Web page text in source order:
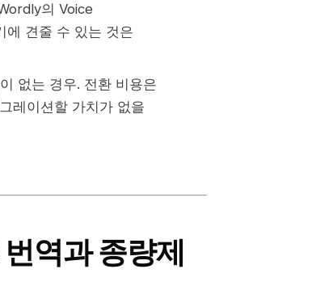
의 Voice
에 견줄 수 있는 것은
없는 경우. 전환 비용은
레이션할 가치가 없을
역과 종량제